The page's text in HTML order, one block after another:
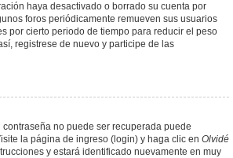
haya desactivado o borrado su cuenta por
foros periódicamente remueven sus usuarios
por cierto periodo de tiempo para reducir el peso
registrese de nuevo y participe de las
contraseña no puede ser recuperada puede
la página de ingreso (login) y haga clic en Olvidé
y estará identificado nuevamente en muy